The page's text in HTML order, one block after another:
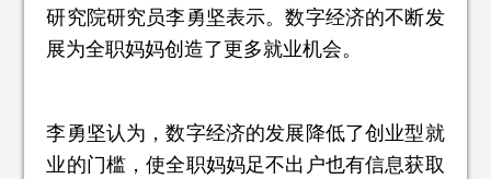
研究院研究员李勇坚表示。数字经济的不断发
展为全职妈妈创造了更多就业机会。
李勇坚认为，数字经济的发展降低了创业型就
业的门槛，使全职妈妈足不出户也有信息获取